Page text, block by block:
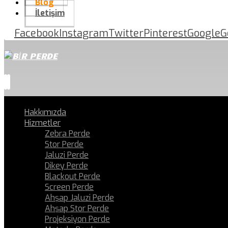
Blog
İletişim
FacebookInstagramTwitterPinterestGoogle
Hakkımızda
Hizmetler
Zebra Perde
Stor Perde
Jaluzi Perde
Dikey Perde
Blackout Perde
Screen Perde
Ahşap Jaluzi Perde
Ahşap Stor Perde
Projeksiyon Perde